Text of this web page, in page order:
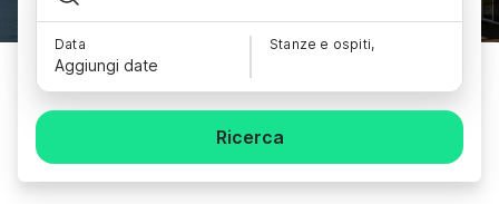
Data
Aggiungi date
Stanze e ospiti,
Ricerca